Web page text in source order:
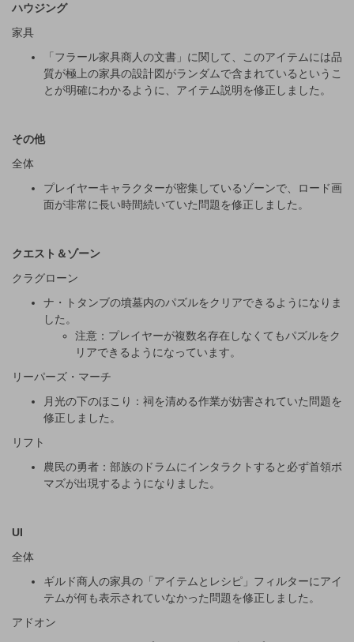
ハウジング
家具
「フラール家具商人の文書」に関して、このアイテムには品
質が極上の家具の設計図がランダムで含まれているというこ
とが明確にわかるように、アイテム説明を修正しました。
その他
全体
プレイヤーキャラクターが密集しているゾーンで、ロード画
面が非常に長い時間続いていた問題を修正しました。
クエスト＆ゾーン
クラグローン
ナ・トタンブの墳墓内のパズルをクリアできるようになりま
した。
注意：プレイヤーが複数名存在しなくてもパズルをク
リアできるようになっています。
リーパーズ・マーチ
月光の下のほこり：祠を清める作業が妨害されていた問題を
修正しました。
リフト
農民の勇者：部族のドラムにインタラクトすると必ず首領ボ
マズが出現するようになりました。
UI
全体
ギルド商人の家具の「アイテムとレシピ」フィルターにアイ
テムが何も表示されていなかった問題を修正しました。
アドオン